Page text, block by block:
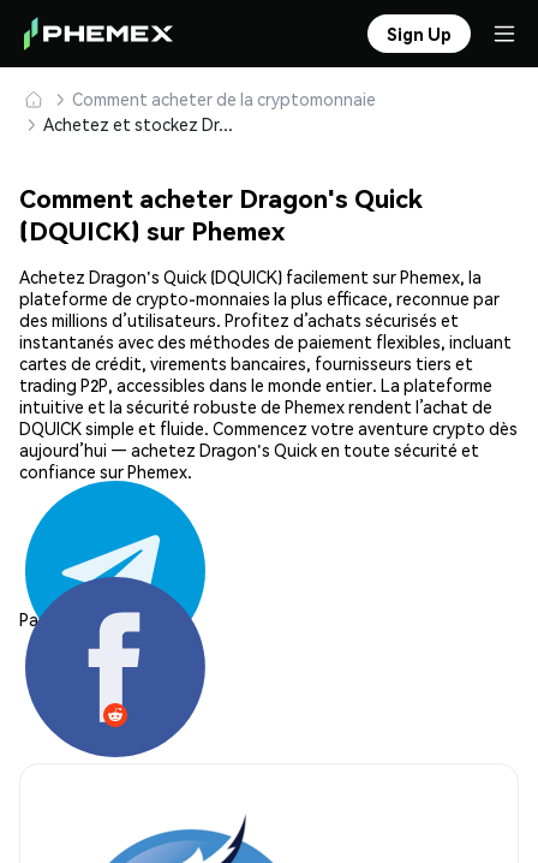
Sign Up
Comment acheter de la cryptomonnaie
Achetez et stockez Dragon's Quick (DQUICK) en toute sécurité
Comment acheter Dragon's Quick
(DQUICK) sur Phemex
Achetez Dragon's Quick (DQUICK) facilement sur Phemex, la
plateforme de crypto-monnaies la plus efficace, reconnue par
des millions d’utilisateurs. Profitez d’achats sécurisés et
instantanés avec des méthodes de paiement flexibles, incluant
cartes de crédit, virements bancaires, fournisseurs tiers et
trading P2P, accessibles dans le monde entier. La plateforme
intuitive et la sécurité robuste de Phemex rendent l’achat de
DQUICK simple et fluide. Commencez votre aventure crypto dès
aujourd’hui — achetez Dragon's Quick en toute sécurité et
confiance sur Phemex.
Partager: